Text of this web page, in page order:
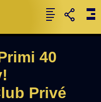
40
Privé